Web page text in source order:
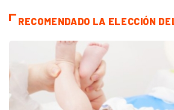
RECOMENDADO LA ELECCIÓN